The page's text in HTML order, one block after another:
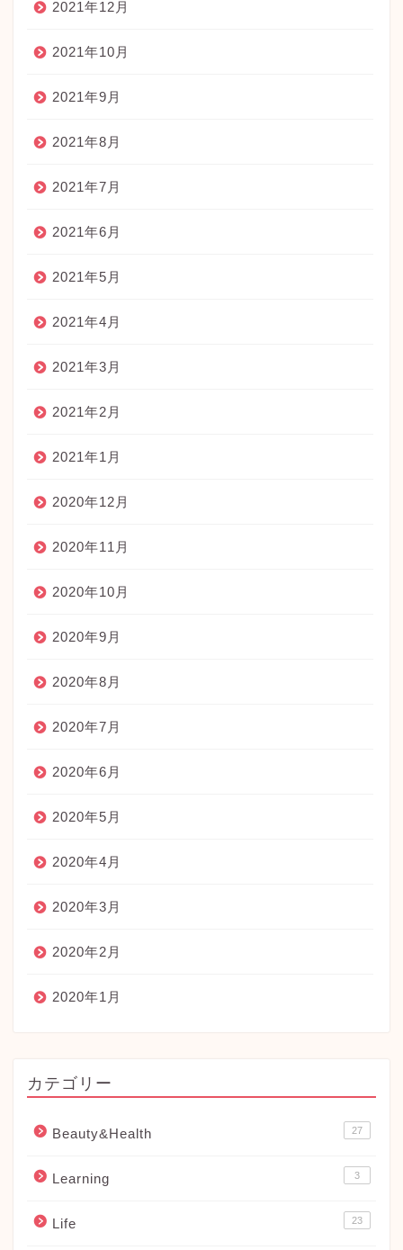
2021年12月
2021年10月
2021年9月
2021年8月
2021年7月
2021年6月
2021年5月
2021年4月
2021年3月
2021年2月
2021年1月
2020年12月
2020年11月
2020年10月
2020年9月
2020年8月
2020年7月
2020年6月
2020年5月
2020年4月
2020年3月
2020年2月
2020年1月
カテゴリー
Beauty&Health 27
Learning 3
Life 23